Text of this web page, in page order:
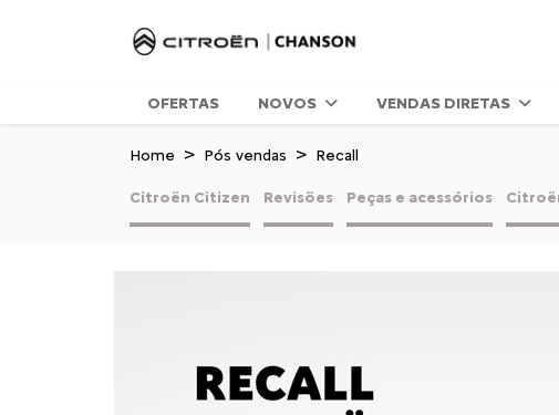
OFERTAS NOVOS VENDAS DIRETAS
Home Pós vendas Recall
Citroën Citizen Revisões Peças e acessórios